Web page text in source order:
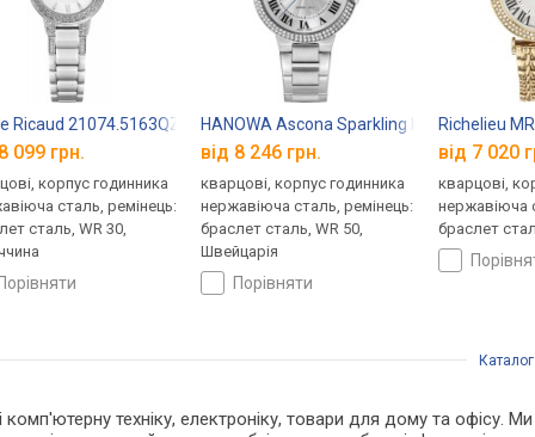
Ricaud 21074.5163QZ
099 грн.
корпус годинника
сталь, ремінець:
сталь, WR 30,
порівняти
HANOWA Ascona Sparkling HAWLG0003302
від 8 246 грн.
кварцові, корпус годинника
нержавіюча сталь, ремінець:
браслет сталь, WR 50,
Швейцарія
порівняти
Richelieu
від 7 020
кварцові,
нержавіюча
браслет
Каталог
комп'ютерну техніку, електроніку, товари для дому та офісу.